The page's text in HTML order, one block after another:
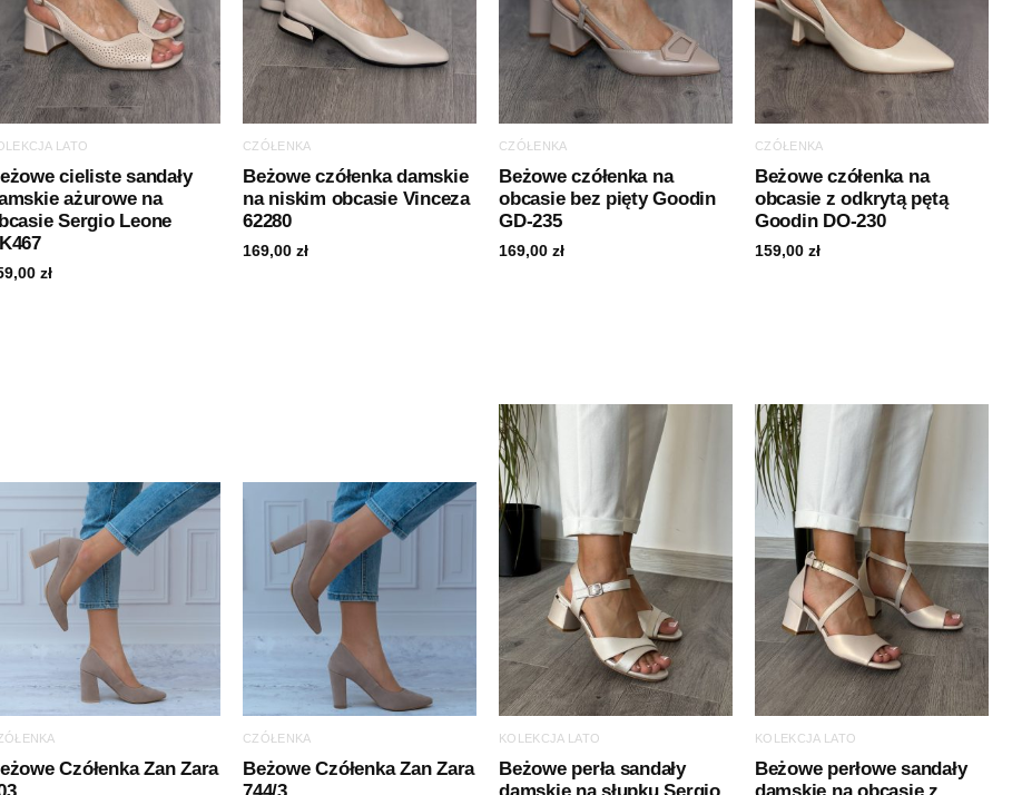
LATO
cieliste sandały
ażurowe na
Sergio Leone
zł
CZÓŁENKA
Beżowe czółenka damskie
na niskim obcasie Vinceza
62280
169,00zł
CZÓŁENKA
Beżowe czółenka na
obcasie bez pięty Goodin
GD-235
169,00zł
CZÓŁENKA
Beżowe czółenka na
obcasie z odkrytą pętą
Goodin DO-230
159,00 zł
Czółenka Zan Zara
CZÓŁENKA
Beżowe Czółenka Zan Zara
744/3
KOLEKCJA LATO
Beżowe perła sandały
damskie na słupku Sergio
KOLEKCJA LATO
Beżowe perłowe sandały
damskie na obcasie z